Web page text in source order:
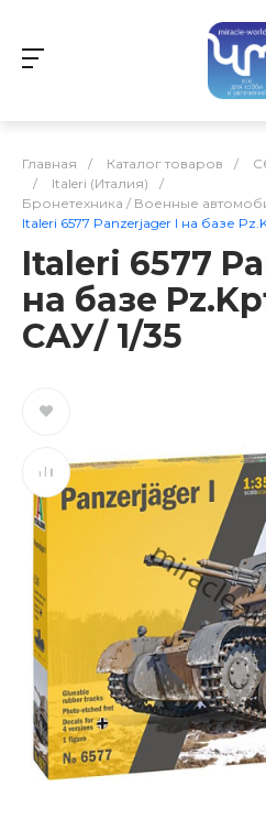
Главная / Каталог товаров /
/
Italeri (Италия)
/
Бронетехника / Военные
Italeri 6577 Panzerjager I на базе
Italeri 6577
на базе
САУ/ 1/35